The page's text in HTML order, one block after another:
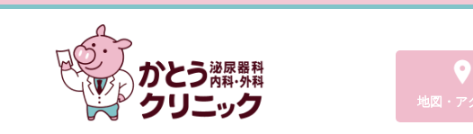
地図 ・ ア